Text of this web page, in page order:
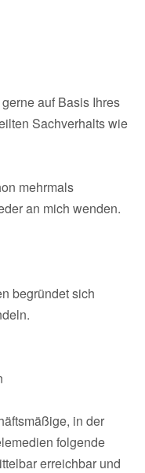
auf Basis Ihres
Sachverhalts wie
mehrmals
an mich wenden.
begründet sich
in der
folgende
erreichbar und